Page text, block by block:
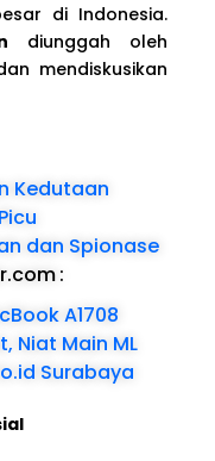
di Indonesia.
diunggah oleh
mendiskusikan
Kedutaan
dan Spionase
:
A1708
Niat Main ML
Surabaya